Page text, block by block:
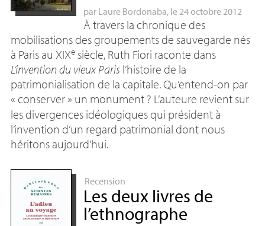
par Laure Bordonaba, le 24 octobre 2012
À travers la chronique des
mobilisations des groupements de sauvegarde nés
à Paris au XIXesiècle, Ruth Fiori raconte dans
L’invention du vieux Parisl’histoire de la
patrimonialisation de la capitale. Qu’entend-on par
« conserver» un monument ? L’auteure revient sur
les divergences idéologiques qui président à
l’invention d’un regard patrimonial dont nous
héritons aujourd’hui.
Recension
Les deux livres de
l’ethnographe